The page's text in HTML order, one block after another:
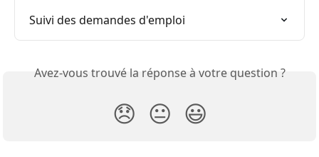
Suivi des demandes d'emploi
Avez-vous trouvé la réponse à votre question ?
😞 😐 😃